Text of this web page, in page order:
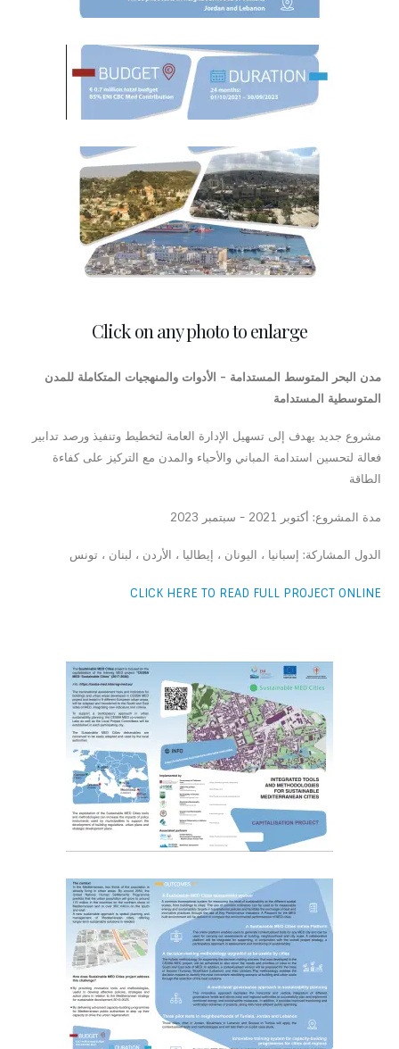
Click on any photo to enlarge
مدن البحر المتوسط المستدامة - الأدوات والمنهجيات المتكاملة للمدن
المتوسطية المستدامة
مشروع جديد يهدف إلى تسهيل الإدارة العامة لتخطيط وتنفيذ ورصد تدابير
فعالة لتحسين استدامة المباني والأحياء والمدن مع التركيز على كفاءة
الطاقة
مدة المشروع: أكتوبر 2021 - سبتمبر 2023
الدول المشاركة: إسبانيا ، اليونان ، إيطاليا ، الأردن ، لبنان ، تونس
CLICK HERE TO READ FULL PROJECT ONLINE